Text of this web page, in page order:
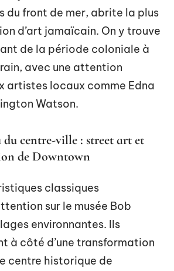
du front de mer, abrite la plus
d’art jamaïcain. On y trouve
de la période coloniale à
avec une attention
artistes locaux comme Edna
Watson.
du centre-ville : street art et
de Downtown
classiques
sur le musée Bob
environnantes. Ils
à côté d’une transformation
centre historique de